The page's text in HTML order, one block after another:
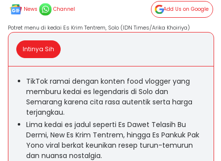
News Channel Add Us on Google
Potret menu di kedai Es Krim Tentrem, Solo (IDN Times/Arika Khoiriya)
Intinya Sih
TikTok ramai dengan konten food vlogger yang
memburu kedai es legendaris di Solo dan
Semarang karena cita rasa autentik serta harga
terjangkau.
Lima kedai es jadul seperti Es Dawet Telasih Bu
Dermi, New Es Krim Tentrem, hingga Es Pankuk Pak
Yono viral berkat keunikan resep turun-temurun
dan nuansa nostalgia.